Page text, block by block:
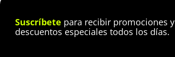
Suscríbete para recibir promociones y
descuentos especiales todos los días.